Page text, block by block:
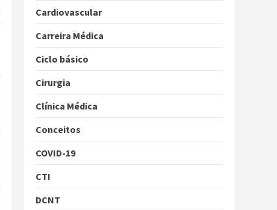
Cardiovascular
Carreira Médica
Ciclo básico
Cirurgia
Clínica Médica
Conceitos
COVID-19
CTI
DCNT